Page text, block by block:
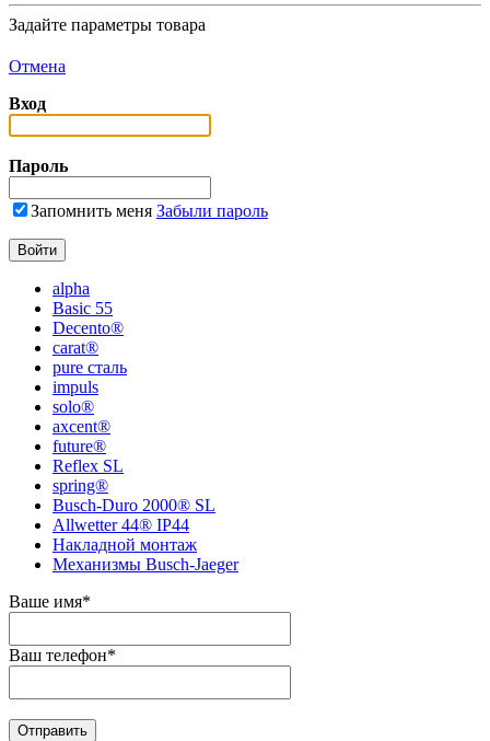
Задайте параметры товара
Отмена
Вход
Пароль
Запомнить меня Забыли пароль
alpha
Basic 55
Decento®
carat®
pure сталь
impuls
solo®
axcent®
future®
Reflex SL
spring®
Busch-Duro 2000® SL
Allwetter 44® IP44
Накладной монтаж
Механизмы Busch-Jaeger
Ваше имя*
Ваш телефон*